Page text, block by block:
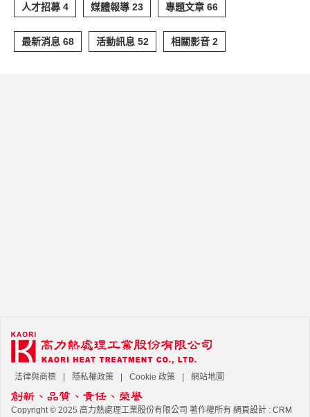
人才招募 4 媒體報導 23 專題文章 66
最新消息 68 活動訊息 52 相關影音 2
法律與商標 隱私權政策 Cookie 政策 網站地圖
Copyright © 2025 高力熱處理工業股份有限公司 著作權所有 網頁設計 : CRM